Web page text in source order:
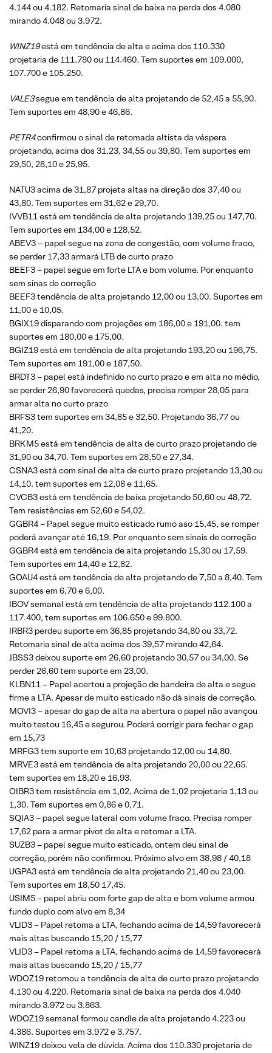
4.144 ou 4.182. Retomaria sinal de baixa na perda dos 4.080
mirando 4.048 ou 3.972.
WINZ19está em tendência de alta e acima dos 110.330
projetaria de 111.780 ou 114.460. Tem suportes em 109.000,
107.700 e 105.250.
VALE3segue em tendência de alta projetando de 52,45 a 55,90.
Tem suportes em 48,90 e 46,86.
PETR4confirmou o sinal de retomada altista da véspera
projetando, acima dos 31,23, 34,55 ou 39,80. Tem suportes em
29,50, 28,10 e 25,95.
NATU3 acima de 31,87 projeta altas na direção dos 37,40 ou
43,80. Tem suportes em 31,62 e 29,70.
IVVB11 está em tendência de alta projetando 139,25 ou 147,70.
Tem suportes em 134,00 e 128,52.
ABEV3 – papel segue na zona de congestão, com volume fraco,
se perder 17,33 armará LTB de curto prazo
BEEF3 – papel segue em forte LTA e bom volume. Por enquanto
sem sinas de correção
BEEF3 tendência de alta projetando 12,00 ou 13,00. Suportes em
11,00 e 10,05.
BGIX19 disparando com projeções em 186,00 e 191,00. tem
suportes em 180,00 e 175,00.
BGIZ19 está em tendência de alta projetando 193,20 ou 196,75.
Tem suportes em 191,00 e 187,50.
BRDT3 – papel está indefinido no curto prazo e em alta no médio,
se perder 26,90 favorecerá quedas, precisa romper 28,05 para
armar alta no curto prazo
BRFS3 tem suportes em 34,85 e 32,50. Projetando 36,77 ou
41,20.
BRKM5 está em tendência de alta de curto prazo projetando de
31,90 ou 34,70. Tem suportes em 28,50 e 27,34.
CSNA3 está com sinal de alta de curto prazo projetando 13,30 ou
14,10. tem suportes em 12,08 e 11,65.
CVCB3 está em tendência de baixa projetando 50,60 ou 48,72.
Tem resistências em 52,60 e 54,02.
GGBR4 – Papel segue muito esticado rumo aso 15,45, se romper
poderá avançar até 16,19. Por enquanto sem sinais de correção
GGBR4 está em tendência de alta projetando 15,30 ou 17,59.
Tem suportes em 14,40 e 12,82.
GOAU4 está em tendência de alta projetando de 7,50 a 8,40. Tem
suportes em 6,70 e 6,00.
IBOV semanal está em tendência de alta projetando 112.100 a
117.400, tem suportes em 106.650 e 99.800.
IRBR3 perdeu suporte em 36,85 projetando 34,80 ou 33,72.
Retomaria sinal de alta acima dos 39,57 mirando 42,64.
JBSS3 deixou suporte em 26,60 projetando 30,57 ou 34,00. Se
perder 26,60 tem suporte em 23,00.
KLBN11 – Papel acertou a projeção de bandeira de alta e segue
firme a LTA. Apesar de muito esticado não dá sinais de correção.
MOVI3 – apesar do gap de alta na abertura o papel não avançou
muito testou 16,45 e segurou. Poderá corrigir para fechar o gap
em 15,73
MRFG3 tem suporte em 10,63 projetando 12,00 ou 14,80.
MRVE3 está em tendência de alta projetando 20,00 ou 22,65.
tem suportes em 18,20 e 16,93.
OIBR3 tem resistência em 1,02, Acima de 1,02 projetaria 1,13 ou
1,30. Tem suportes em 0,86 e 0,71.
SQIA3 – papel segue lateral com volume fraco. Precisa romper
17,62 para a armar pivot de alta e retomar a LTA.
SUZB3 – papel segue muito esticado, ontem deu sinal de
correção, porém não confirmou. Próximo alvo em 38,98 / 40,18
UGPA3 está em tendência de alta projetando 21,40 ou 23,00.
Tem suportes em 18,50 17,45.
USIM5 – papel abriu com forte gap de alta e bom volume armou
fundo duplo com alvo em 8,34
VLID3 – Papel retoma a LTA, fechando acima de 14,59 favorecerá
mais altas buscando 15,20 / 15,77
VLID3 – Papel retoma a LTA, fechando acima de 14,59 favorecerá
mais altas buscando 15,20 / 15,77
WDOZ19 retomou a tendência de alta de curto prazo projetando
4.130 ou 4.220. Retomaria sinal de baixa na perda dos 4.040
mirando 3.972 ou 3.863.
WDOZ19 semanal formou candle de alta projetando 4.223 ou
4.386. Suportes em 3.972 e 3.757.
WINZ19 deixou vela de dúvida. Acima dos 110.330 projetaria de